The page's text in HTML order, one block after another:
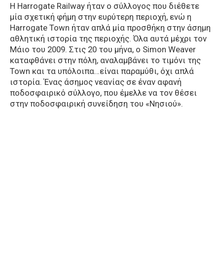
Η Harrogate Railway ήταν ο σύλλογος που διέθετε
μία σχετική φήμη στην ευρύτερη περιοχή, ενώ η
Harrogate Town ήταν απλά μία προσθήκη στην άσημη
αθλητική ιστορία της περιοχής. Όλα αυτά μέχρι τον
Μάιο του 2009. Στις 20 του μήνα, ο Simon Weaver
καταφθάνει στην πόλη, αναλαμβάνει το τιμόνι της
Town και τα υπόλοιπα…είναι παραμύθι, όχι απλά
ιστορία. Ένας άσημος νεανίας σε έναν αφανή
ποδοσφαιρικό σύλλογο, που έμελλε να τον θέσει
στην ποδοσφαιρική συνείδηση του «Νησιού».